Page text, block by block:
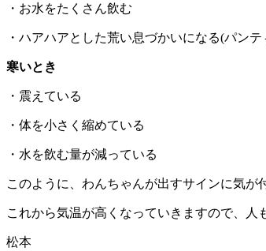
・お水をたくさん飲む
・ハアハアとした荒い息づかいになる(パンテ
寒いとき
・震えている
・体を小さく縮めている
・水を飲む量が減っている
このように、わんちゃんが出すサインに気が
これから気温が高くなっていきますので、人
松本